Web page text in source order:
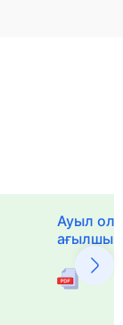
Ауыл
ағылшын